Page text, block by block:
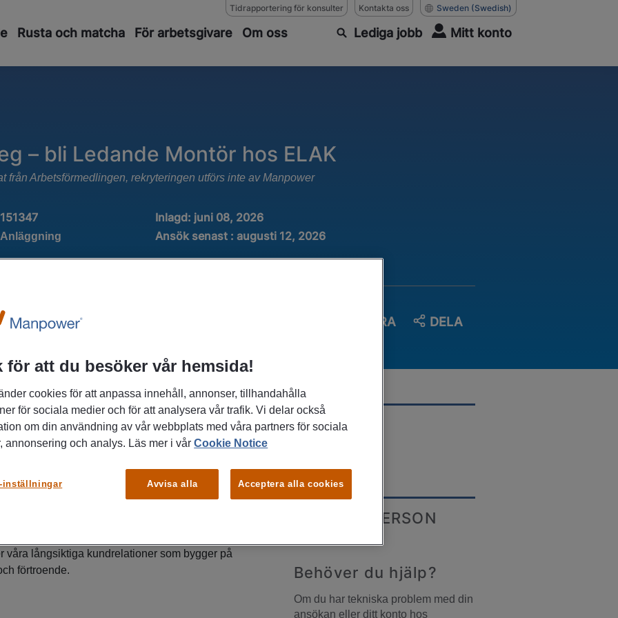
Tidrapportering för konsulter Kontakta oss Sweden (Swedish)
Rusta och matcha För arbetsgivare Om oss Lediga jobb Mitt konto
– bli Ledande Montör hos ELAK
från Arbetsförmedlingen, rekryteringen utförs inte av Manpower
Inlagd: juni 08, 2026
Ansök senast : augusti 12, 2026
as SPARA DELA
elteknikföretag med över 100 medarbetare och
expanderar nu på Gotland där vi redan har fyra
och flera långsiktiga projekt. Efter sommaren
i Visby. Vi är specialiserade på
allt från mindre ombyggnationer till större
Med vår egen
vi effektiva helhetslösningar genom hela
omfattar stora nationella bygg- och
regioner, bostadsutvecklare och lokala
våra långsiktiga kundrelationer som bygger på
förtroende.
PLATS
KONTAKTPERSON
Behöver du hjälp?
Om du har tekniska problem med din
ansökan eller ditt konto hos
för att du besöker vår hemsida!
cookies för att anpassa innehåll, annonser, tillhandahålla
för sociala medier och för att analysera vår trafik. Vi delar också
om din användning av vår webbplats med våra partners för sociala
annonsering och analys. Läs mer i vårCookie Notice
Avvisa alla Acceptera alla cookies
inställningar